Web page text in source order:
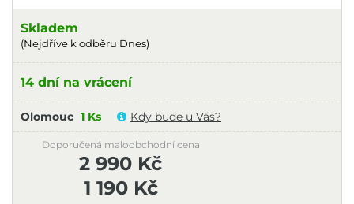
Skladem
(Nejdříve k odběru Dnes)
14 dní na vrácení
Olomouc 1 Ks Kdy bude u Vás?
1 190 Kč
Doporučená maloobchodní cena
2 990 Kč